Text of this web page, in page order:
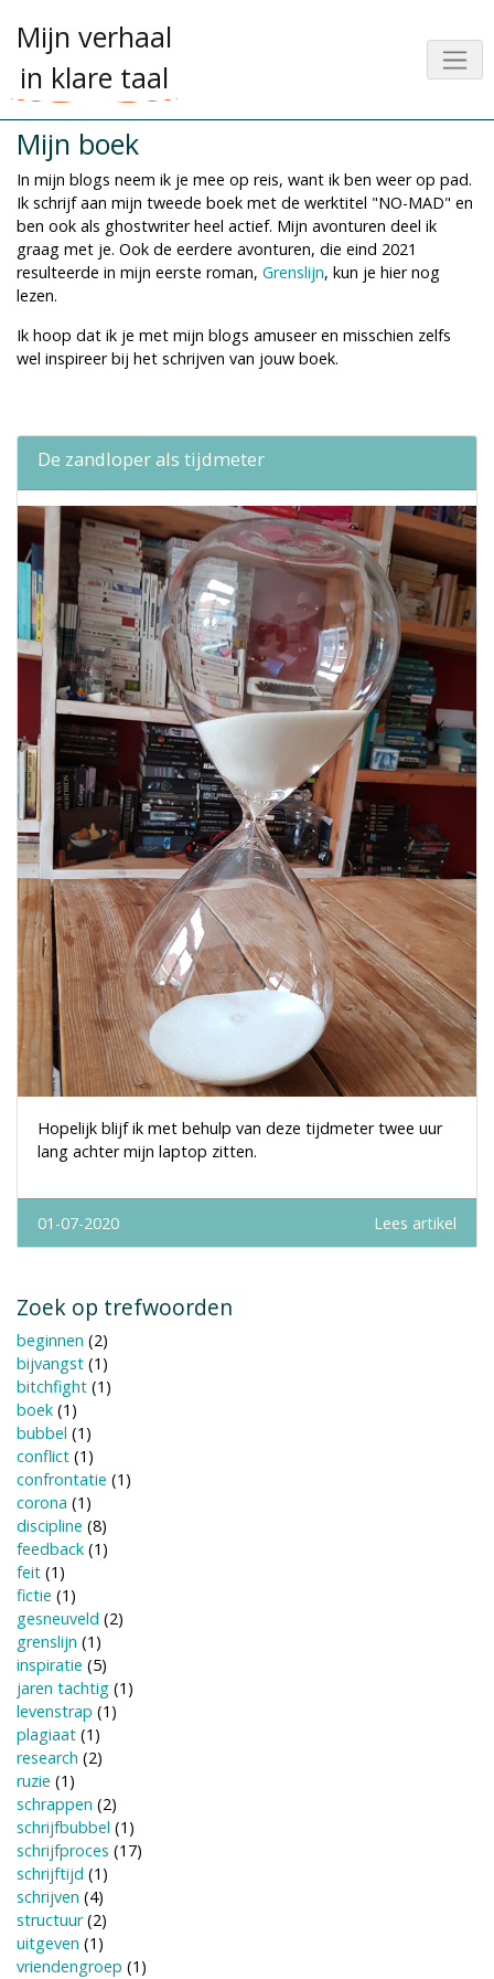
Mijn verhaal
in klare taal
Mijn boek
In mijn blogs neem ik je mee op reis, want ik ben weer op pad.
Ik schrijf aan mijn tweede boek met de werktitel "NO-MAD" en
ben ook als ghostwriter heel actief. Mijn avonturen deel ik
graag met je. Ook de eerdere avonturen, die eind 2021
resulteerde in mijn eerste roman, Grenslijn, kun je hier nog
lezen.
Ik hoop dat ik je met mijn blogs amuseer en misschien zelfs
wel inspireer bij het schrijven van jouw boek.
De zandloper als tijdmeter
Hopelijk blijf ik met behulp van deze tijdmeter twee uur
lang achter mijn laptop zitten.
01-07-2020 Lees artikel
Zoek op trefwoorden
beginnen (2)
bijvangst (1)
bitchfight (1)
boek (1)
bubbel (1)
conflict (1)
confrontatie (1)
corona (1)
discipline (8)
feedback (1)
feit (1)
fictie (1)
gesneuveld (2)
grenslijn (1)
inspiratie (5)
jaren tachtig (1)
levenstrap (1)
plagiaat (1)
research (2)
ruzie (1)
schrappen (2)
schrijfbubbel (1)
schrijfproces (17)
schrijftijd (1)
schrijven (4)
structuur(2)
uitgeven (1)
vriendengroep (1)